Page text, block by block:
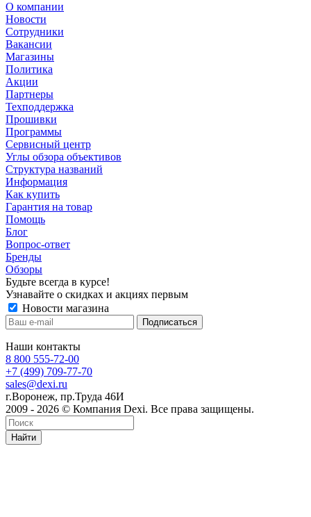
О компании
Новости
Сотрудники
Вакансии
Магазины
Политика
Акции
Партнеры
Техподдержка
Прошивки
Программы
Сервисный центр
Углы обзора объективов
Структура названий
Информация
Как купить
Гарантия на товар
Помощь
Блог
Вопрос-ответ
Бренды
Обзоры
Будьте всегда в курсе!
Узнавайте о скидках и акциях первым
Новости магазина
Наши контакты
8 800 555-72-00
+7 (499) 709-77-70
sales@dexi.ru
г.Воронеж, пр.Труда 46И
2009 - 2026 © Компания Dexi. Все права защищены.
Найти